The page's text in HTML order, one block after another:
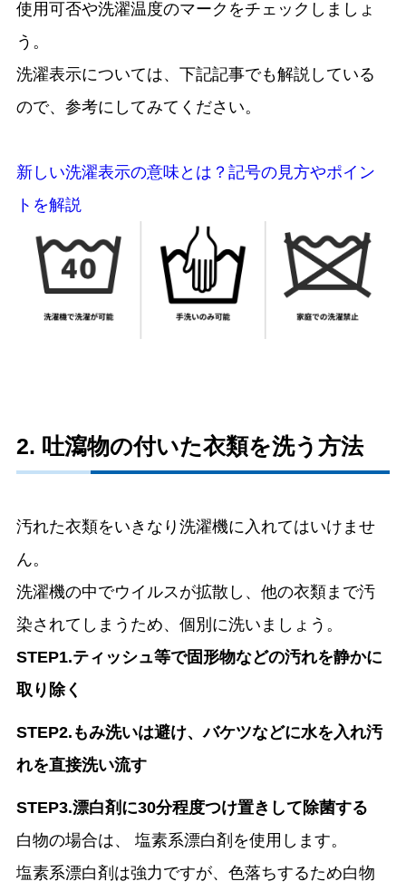
使用可否や洗濯温度のマークをチェックしましょ
う。
洗濯表示については、下記記事でも解説している
ので、参考にしてみてください。
新しい洗濯表示の意味とは？記号の見方やポイン
トを解説
2. 吐瀉物の付いた衣類を洗う方法
汚れた衣類をいきなり洗濯機に入れてはいけませ
ん。
洗濯機の中でウイルスが拡散し、他の衣類まで汚
染されてしまうため、個別に洗いましょう。
STEP1.ティッシュ等で固形物などの汚れを静かに
取り除く
STEP2.もみ洗いは避け、バケツなどに水を入れ汚
れを直接洗い流す
STEP3.漂白剤に30分程度つけ置きして除菌する
白物の場合は、 塩素系漂白剤を使用します。
塩素系漂白剤は強力ですが、色落ちするため白物